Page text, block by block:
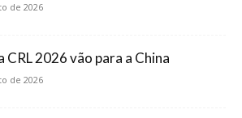
de 2026
CRL 2026 vão para a China
de 2026